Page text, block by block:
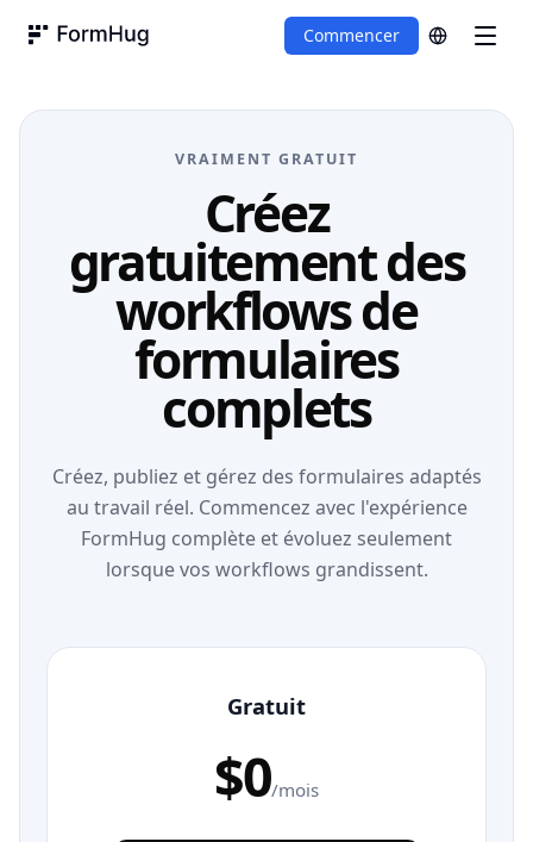
Commencer
VRAIMENT GRATUIT
Créez
gratuitement des
workflows de
formulaires
complets
Créez, publiez et gérez des formulaires adaptés
au travail réel. Commencez avec l'expérience
FormHug complète et évoluez seulement
lorsque vos workflows grandissent.
Gratuit
$0/mois